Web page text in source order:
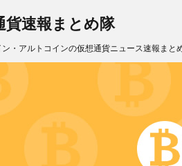
貨速報まとめ隊
ン・アルトコインの仮想通貨ニュース速報まと